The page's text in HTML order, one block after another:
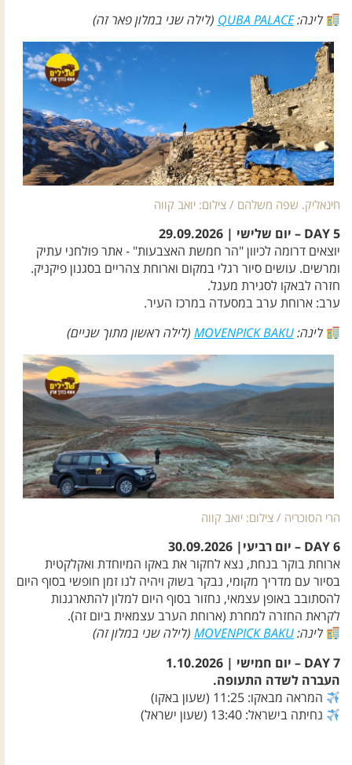
לינה:QUBA PALACE (לילה שני במלון פאר זה)
חינאליק. שפה משלהם / צילום: יואב קווה
DAY 5 – יום שלישי | 29.09.2026
יוצאים דרומה לכיוון "הר חמשת האצבעות" - אתר פולחני עתיק
ומרשים. עושים סיור רגלי במקום וארוחת צהריים בסגנון פיקניק.
חזרה לבאקו לסגירת מעגל.
ערב: ארוחת ערב במסעדה במרכז העיר.
לינה:MOVENPICK BAKU (לילה ראשון מתוך שניים)
הרי הסוכריה / צילום: יואב קווה
DAY 6 – יום רביעי| 30.09.2026
ארוחת בוקר בנחת, נצא לחקור את באקו המיוחדת ואקלקטית
בסיור עם מדריך מקומי, נבקר בשוק ויהיה לנו זמן חופשי בסוף היום
להסתובב באופן עצמאי, נחזור בסוף היום למלון להתארגנות
לקראת החזרה למחרת (ארוחת הערב עצמאית ביום זה).
לינה:MOVENPICK BAKU (לילה שני במלון זה)
DAY 7 – יום חמישי | 1.10.2026
העברה לשדה התעופה.
המראה מבאקו: 11:25 (שעון באקו)
נחיתה בישראל: 13:40 (שעון ישראל)